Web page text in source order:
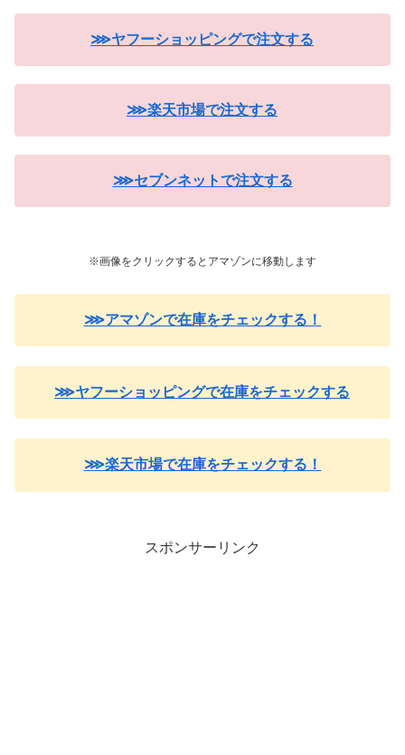
⋙ヤフーショッピングで注文する
⋙楽天市場で注文する
⋙セブンネットで注文する
※画像をクリックするとアマゾンに移動します
⋙アマゾンで在庫をチェックする！
⋙ヤフーショッピングで在庫をチェックする
⋙楽天市場で在庫をチェックする！
スポンサーリンク